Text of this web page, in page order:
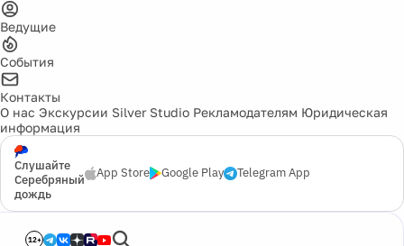
Ведущие
События
Контакты
О нас Экскурсии Silver Studio Рекламодателям Юридическая
информация
Слушайте
Серебряный
дождь
App Store Google Play Telegram App
12+